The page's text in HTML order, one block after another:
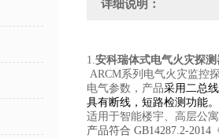
详细说明：
1.安科瑞体式电气火灾探
ARCM系列电气火灾监控
电气参数，产品采用二总
具有断线，短路检测功能。
适用于智能楼宇、高层公
产品符合 GB14287.2-